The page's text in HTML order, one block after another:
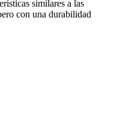
similares a las
con una durabilidad